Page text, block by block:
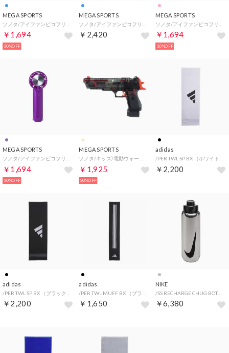
MEGA SPORTS
￥1,694
30%OFF
MEGA SPORTS
￥2,420
MEGA SPORTS
￥1,694
30%OFF
MEGA SPORTS
￥1,694
30%OFF
MEGA SPORTS
￥1,925
30%OFF
adidas
￥2,200
adidas
￥2,200
adidas
￥1,650
NIKE
/SS RECHARGE CHUG BOTTLE 950ml RFSH【返品不可商品】 （ブラッシュドステンレススチール/ブラック/ブラック）
￥6,380